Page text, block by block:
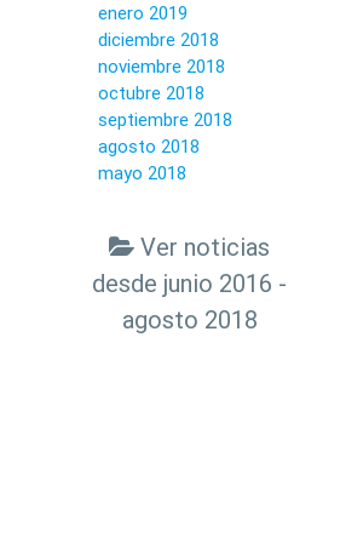
enero 2019
diciembre 2018
noviembre 2018
octubre 2018
septiembre 2018
agosto 2018
mayo 2018
Ver noticias
desde junio 2016 -
agosto 2018